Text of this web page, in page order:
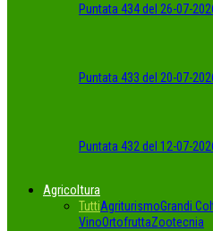
Puntata 434 del 26-07-
Puntata 433 del 20-07-
Puntata 432 del 12-07-
Agricoltura
TuttiAgriturismoGrandi
VinoOrtofruttaZootecnia